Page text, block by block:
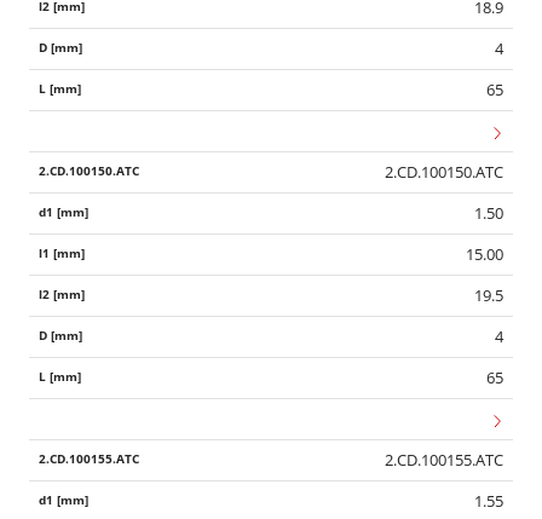
18.9
4
65
2.CD.100150.ATC
1.50
15.00
19.5
4
65
2.CD.100155.ATC
1.55